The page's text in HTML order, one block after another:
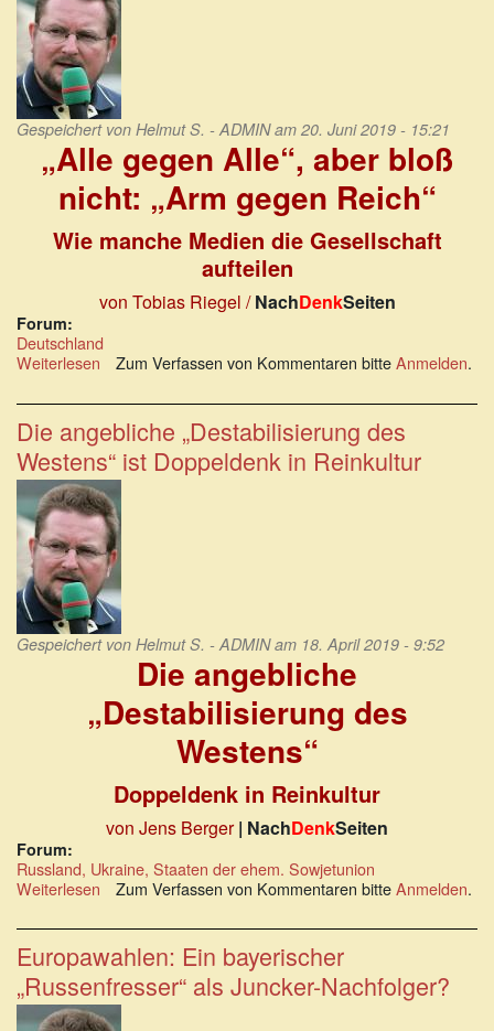
Gespeichert von Helmut S. - ADMINam 20. Juni 2019 - 15:21
„Alle gegen Alle“, aber bloß
nicht: „Arm gegen Reich“
Wie manche Medien die Gesellschaft
aufteilen
von Tobias Riegel /NachDenkSeiten
Forum:
Deutschland
Weiterlesen über
gegen
Alle“,
aber
bloß
nicht:
„Arm
gegen
Reich“
Zum Verfassen von Kommentaren bitteAnmelden.
Die angebliche „Destabilisierung des
Westens“ ist Doppeldenk in Reinkultur
Gespeichert von Helmut S. - ADMINam 18. April 2019 - 9:52
Die angebliche
„Destabilisierung des
Westens“
Doppeldenk in Reinkultur
von Jens Berger | NachDenkSeiten
Forum:
Russland, Ukraine, Staaten der ehem. Sowjetunion
Weiterlesen über
angebliche
„Destabilisierung
des
Westens“
ist
Zum Verfassen von Kommentaren bitteAnmelden.
Europawahlen: Ein bayerischer
„Russenfresser“ als Juncker-Nachfolger?